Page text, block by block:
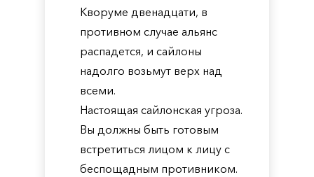
Кворуме двенадцати, в
противном случае альянс
распадется, и сайлоны
надолго возьмут верх над
всеми.
Настоящая сайлонская угроза.
Вы должны быть готовым
встретиться лицом к лицу с
беспощадным противником.